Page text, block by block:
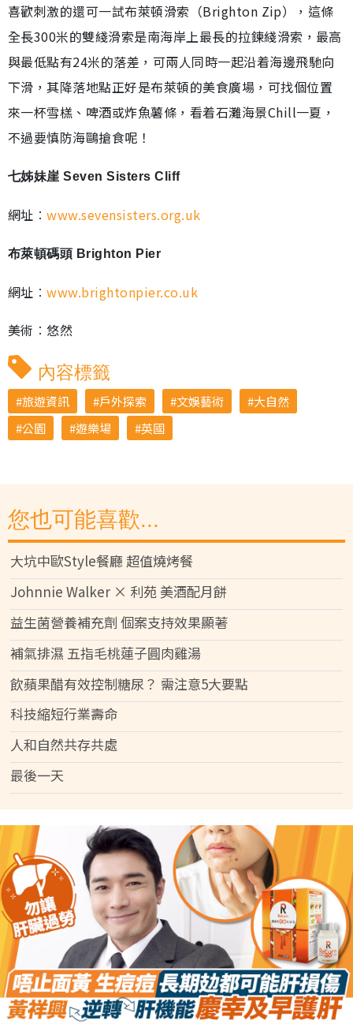
喜歡刺激的還可一試布萊頓滑索（Brighton Zip），這條
全長300米的雙綫滑索是南海岸上最長的拉鍊綫滑索，最高
與最低點有24米的落差，可兩人同時一起沿着海邊飛馳向
下滑，其降落地點正好是布萊頓的美食廣場，可找個位置
來一杯雪榚、啤酒或炸魚薯條，看着石灘海景Chill一夏，
不過要慎防海鷗搶食呢！
七姊妹崖 Seven Sisters Cliff
網址︰www.sevensisters.org.uk
布萊頓碼頭 Brighton Pier
網址︰www.brightonpier.co.uk
美術︰悠然
內容標籤
旅遊資訊 戶外探索 文娛藝術
大自然
公園
遊樂場 英國
您也可能喜歡...
大坑中歐Style餐廳 超值燒烤餐
Johnnie Walker × 利苑 美酒配月餅
益生菌營養補充劑 個案支持效果顯著
補氣排濕 五指毛桃蓮子圓肉雞湯
飲蘋果醋有效控制糖尿？ 需注意5大要點
科技縮短行業壽命
人和自然共存共處
最後一天